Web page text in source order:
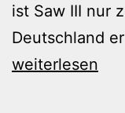
ist Saw III nur
Deutschland
weiterlesen